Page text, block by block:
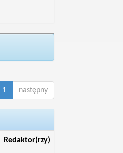
1 następny
Redaktor(rzy)